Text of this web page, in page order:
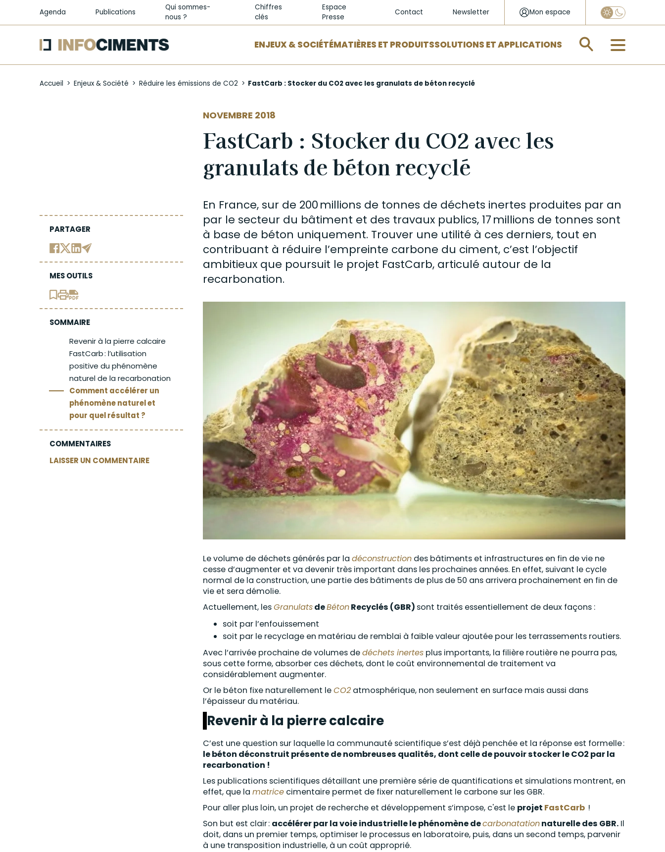
Agenda Publications
Qui sommes-
nous ?
Chiffres
clés
Espace
Presse
Contact Newsletter Mon espace
Appliquer
ENJEUX & SOCIÉTÉMATIÈRES ET PRODUITSSOLUTIONS ET APPLICATIONS
Accueil Enjeux & Société Réduire les émissions de CO2 FastCarb : Stocker du CO2 avec les granulats de béton recyclé
PARTAGER
MES OUTILS
SOMMAIRE
Revenir à la pierre calcaire
FastCarb : l’utilisation
positive du phénomène
naturel de la recarbonation
Comment accélérer un
phénomène naturel et
pour quel résultat ?
COMMENTAIRES
LAISSER UN COMMENTAIRE
NOVEMBRE 2018
FastCarb : Stocker du CO2 avec les
granulats de béton recyclé
En France, sur de 200 millions de tonnes de déchets inertes produites par an
par le secteur du bâtiment et des travaux publics, 17 millions de tonnes sont
à base de béton uniquement. Trouver une utilité à ces derniers, tout en
contribuant à réduire l’empreinte carbone du ciment, c’est l’objectif
ambitieux que poursuit le projet FastCarb, articulé autour de la
recarbonation.
Le volume de déchets générés par la déconstruction des bâtiments et infrastructures en fin de vie ne
cesse d’augmenter et va devenir très important dans les prochaines années. En effet, suivant le cycle
normal de la construction, une partie des bâtiments de plus de 50 ans arrivera prochainement en fin de
vie et sera démolie.
Actuellement, lesGranulatsdeBétonRecyclés (GBR) sont traités essentiellement de deux façons :
soit par l’enfouissement
soit par le recyclage en matériau de remblai à faible valeur ajoutée pour les terrassements routiers.
Avec l’arrivée prochaine de volumes dedéchets inertes plus importants, la filière routière ne pourra pas,
sous cette forme, absorber ces déchets, dont le coût environnemental de traitement va
considérablement augmenter.
Or le béton fixe naturellement leCO2 atmosphérique, non seulement en surface mais aussi dans
l’épaisseur du matériau.
Revenir à la pierre calcaire
C’est une question sur laquelle la communauté scientifique s’est déjà penchée et la réponse est formelle :
le béton déconstruit présente de nombreuses qualités, dont celle de pouvoir stocker le CO2 par la
recarbonation !
Les publications scientifiques détaillant une première série de quantifications et simulations montrent, en
effet, que la matrice cimentaire permet de fixer naturellement le carbone sur les GBR.
Pour aller plus loin, un projet de recherche et développement s’impose, c'est le projet FastCarb !
Son but est clair : accélérer par la voie industrielle le phénomène decarbonatationnaturelle des GBR. Il
doit, dans un premier temps, optimiser le processus en laboratoire, puis, dans un second temps, parvenir
à une transposition industrielle, à un coût approprié.